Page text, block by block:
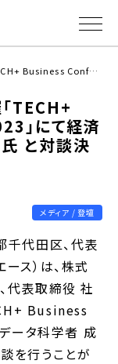
クラウドエース、マイナビ主催「TECH+ Business Conference 2023」にて経済学者・データ科学者 成田悠輔氏 と対談決定！
TECH+
」にて経済
と対談決
メディア / 登壇
千代田区、代表
ス）は、株式
代表取締役 社
Business
ータ科学者 成
を行うことが